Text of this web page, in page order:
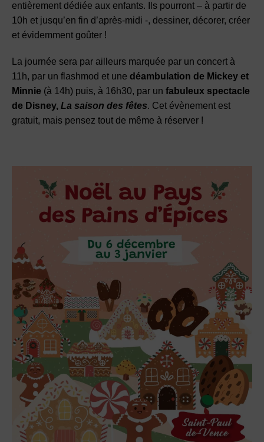
entièrement dédiée aux enfants. Ils pourront – à partir de
10h et jusqu’en fin d’après-midi -, dessiner, décorer, créer
et évidemment goûter !
La journée sera par ailleurs marquée par un concert à
11h, par un flashmod et une déambulation de Mickey et
Minnie (à 14h) puis, à 16h30, par un fabuleux spectacle
de Disney, La saison des fêtes. Cet évènement est
gratuit, mais pensez tout de même à réserver !